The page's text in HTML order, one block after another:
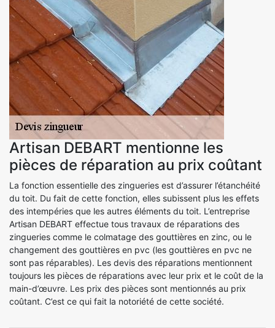
Artisan DEBART mentionne les
pièces de réparation au prix coûtant
La fonction essentielle des zingueries est d’assurer l’étanchéité
du toit. Du fait de cette fonction, elles subissent plus les effets
des intempéries que les autres éléments du toit. L’entreprise
Artisan DEBART effectue tous travaux de réparations des
zingueries comme le colmatage des gouttières en zinc, ou le
changement des gouttières en pvc (les gouttières en pvc ne
sont pas réparables). Les devis des réparations mentionnent
toujours les pièces de réparations avec leur prix et le coût de la
main-d’œuvre. Les prix des pièces sont mentionnés au prix
coûtant. C’est ce qui fait la notoriété de cette société.